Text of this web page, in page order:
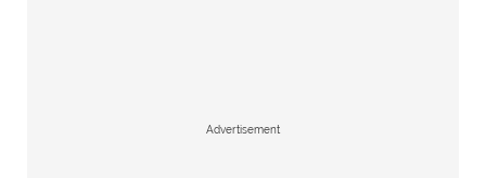
Advertisement